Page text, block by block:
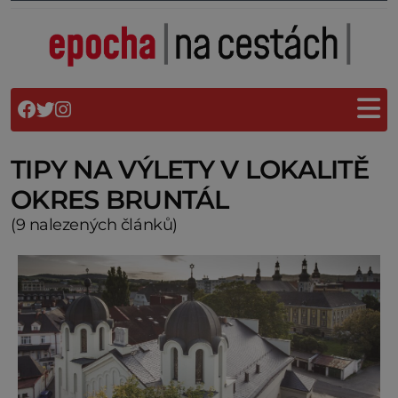
TIPY NA VÝLETY V LOKALITĚ
OKRES BRUNTÁL
(9 nalezených článků)